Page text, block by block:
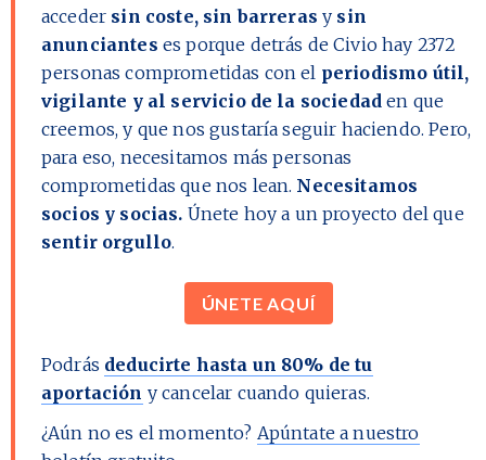
acceder sin coste, sin barreras y sin
anunciantes es porque detrás de Civio hay 2372
personas comprometidas con el periodismo útil,
vigilante y al servicio de la sociedad en que
creemos, y que nos gustaría seguir haciendo. Pero,
para eso, necesitamos más personas
comprometidas que nos lean. Necesitamos
socios y socias. Únete hoy a un proyecto del que
sentir orgullo.
ÚNETE AQUÍ
Podrás deducirte hasta un 80% de tu
aportación y cancelar cuando quieras.
¿Aún no es el momento? Apúntate a nuestro